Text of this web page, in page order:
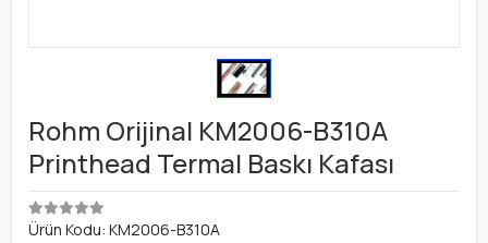
Rohm Orijinal KM2006-B310A
Printhead Termal Baskı Kafası
Ürün Kodu: KM2006-B310A